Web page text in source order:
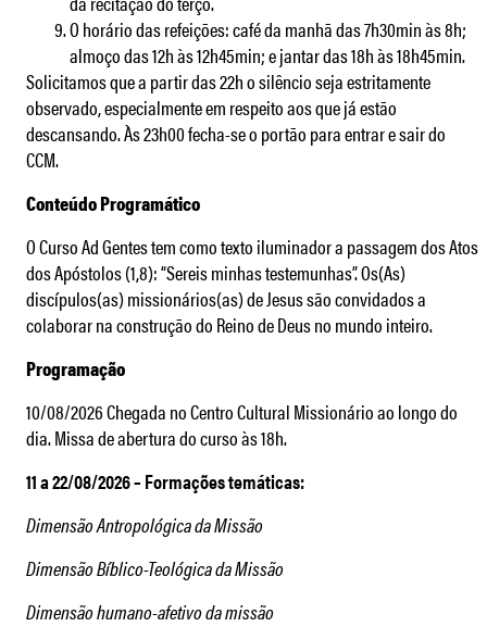
O horário das refeições: café da manhã das 7h30min às 8h;
almoço das 12h às 12h45min; e jantar das 18h às 18h45min.
Solicitamos que a partir das 22h o silêncio seja estritamente
observado, especialmente em respeito aos que já estão
descansando. Às 23h00 fecha-se o portão para entrar e sair do
CCM.
Conteúdo Programático
O Curso Ad Gentes tem como texto iluminador a passagem dos Atos
dos Apóstolos (1,8): “Sereis minhas testemunhas”. Os(As)
discípulos(as) missionários(as) de Jesus são convidados a
colaborar na construção do Reino de Deus no mundo inteiro.
Programação
10/08/2026 Chegada no Centro Cultural Missionário ao longo do
dia. Missa de abertura do curso às 18h.
11 a 22/08/2026 – Formações temáticas:
Dimensão Antropológica da Missão
Dimensão Bíblico-Teológica da Missão
Dimensão humano-afetivo da missão